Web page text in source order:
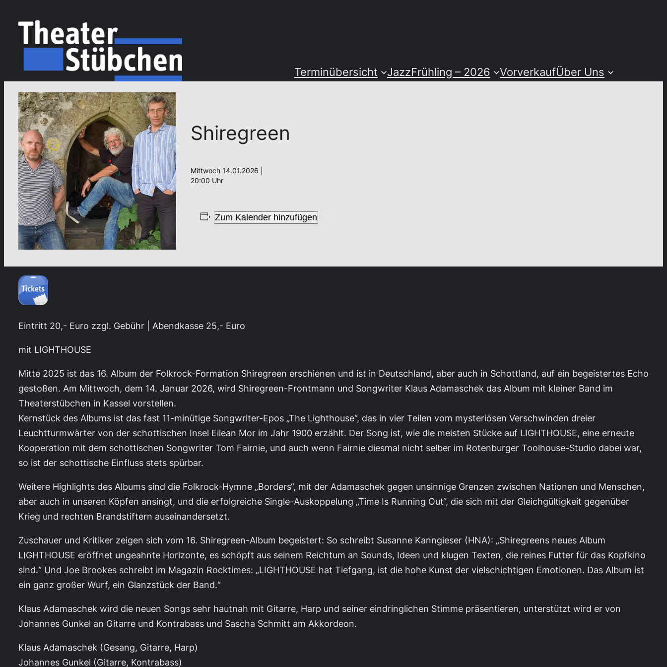
Terminübersicht JazzFrühling – 2026 VorverkaufÜber Uns
Shiregreen
Mittwoch 14.01.2026 |
20:00 Uhr
Zum Kalender hinzufügen
Eintritt 20,- Euro zzgl. Gebühr | Abendkasse 25,- Euro
mit LIGHTHOUSE
Mitte 2025 ist das 16. Album der Folkrock-Formation Shiregreen erschienen und ist in Deutschland, aber auch in Schottland, auf ein begeistertes Echo
gestoßen. Am Mittwoch, dem 14. Januar 2026, wird Shiregreen-Frontmann und Songwriter Klaus Adamaschek das Album mit kleiner Band im
Theaterstübchen in Kassel vorstellen.
Kernstück des Albums ist das fast 11-minütige Songwriter-Epos „The Lighthouse“, das in vier Teilen vom mysteriösen Verschwinden dreier
Leuchtturmwärter von der schottischen Insel Eilean Mor im Jahr 1900 erzählt. Der Song ist, wie die meisten Stücke auf LIGHTHOUSE, eine erneute
Kooperation mit dem schottischen Songwriter Tom Fairnie, und auch wenn Fairnie diesmal nicht selber im Rotenburger Toolhouse-Studio dabei war,
so ist der schottische Einfluss stets spürbar.
Weitere Highlights des Albums sind die Folkrock-Hymne „Borders“, mit der Adamaschek gegen unsinnige Grenzen zwischen Nationen und Menschen,
aber auch in unseren Köpfen ansingt, und die erfolgreiche Single-Auskoppelung „Time Is Running Out“, die sich mit der Gleichgültigkeit gegenüber
Krieg und rechten Brandstiftern auseinandersetzt.
Zuschauer und Kritiker zeigen sich vom 16. Shiregreen-Album begeistert: So schreibt Susanne Kanngieser (HNA): „Shiregreens neues Album
LIGHTHOUSE eröffnet ungeahnte Horizonte, es schöpft aus seinem Reichtum an Sounds, Ideen und klugen Texten, die reines Futter für das Kopfkino
sind.“ Und Joe Brookes schreibt im Magazin Rocktimes: „LIGHTHOUSE hat Tiefgang, ist die hohe Kunst der vielschichtigen Emotionen. Das Album ist
ein ganz großer Wurf, ein Glanzstück der Band.“
Klaus Adamaschek wird die neuen Songs sehr hautnah mit Gitarre, Harp und seiner eindringlichen Stimme präsentieren, unterstützt wird er von
Johannes Gunkel an Gitarre und Kontrabass und Sascha Schmitt am Akkordeon.
Klaus Adamaschek (Gesang, Gitarre, Harp)
Johannes Gunkel (Gitarre, Kontrabass)